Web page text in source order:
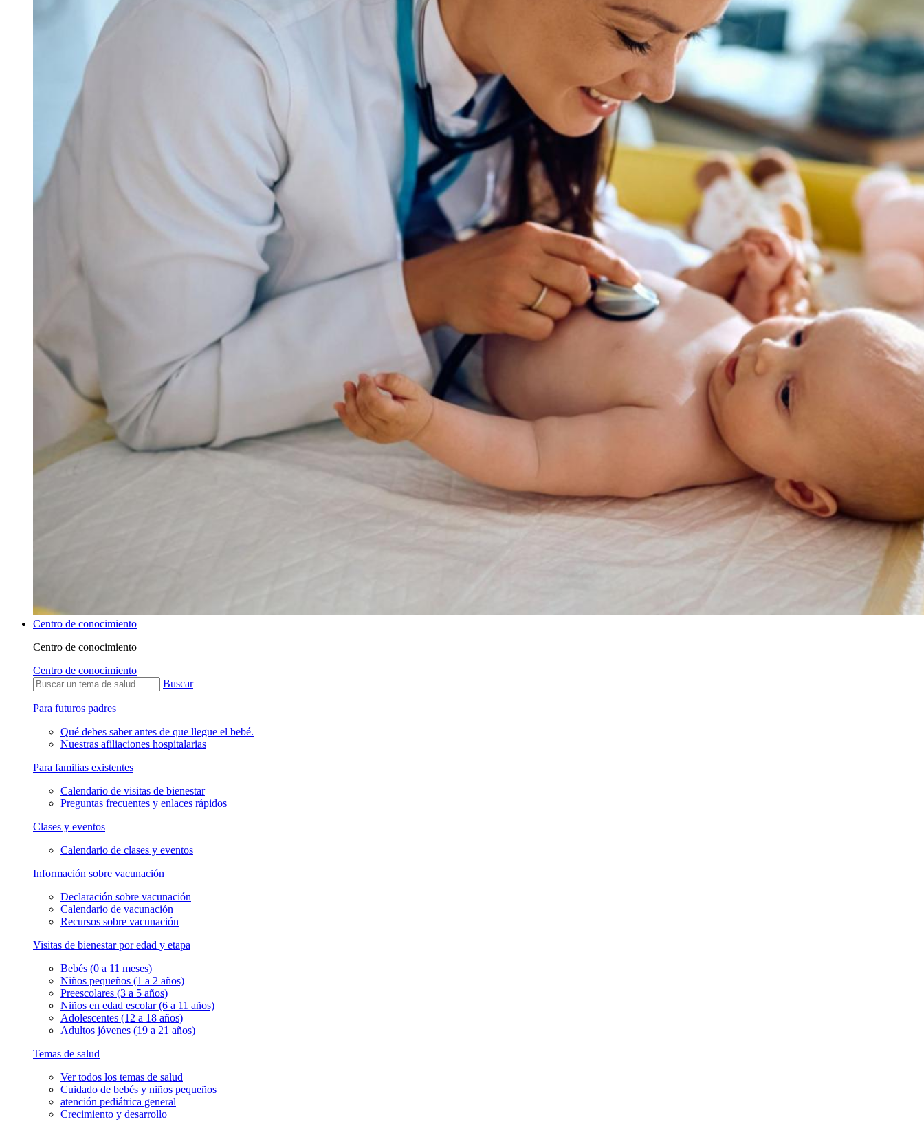
Centro de conocimiento
Centro de conocimiento
Centro de conocimiento
Buscar
Para futuros padres
Qué debes saber antes de que llegue el bebé.
Nuestras afiliaciones hospitalarias
Para familias existentes
Calendario de visitas de bienestar
Preguntas frecuentes y enlaces rápidos
Clases y eventos
Calendario de clases y eventos
Información sobre vacunación
Declaración sobre vacunación
Calendario de vacunación
Recursos sobre vacunación
Visitas de bienestar por edad y etapa
Bebés (0 a 11 meses)
Niños pequeños (1 a 2 años)
Preescolares (3 a 5 años)
Niños en edad escolar (6 a 11 años)
Adolescentes (12 a 18 años)
Adultos jóvenes (19 a 21 años)
Temas de salud
Ver todos los temas de salud
Cuidado de bebés y niños pequeños
atención pediátrica general
Crecimiento y desarrollo